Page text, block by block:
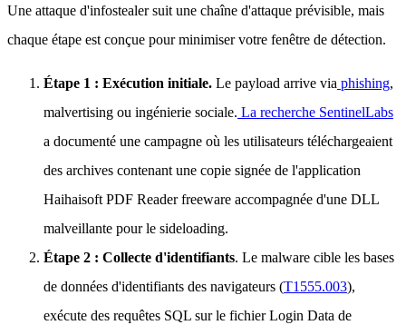
Une attaque d'infostealer suit une chaîne d'attaque prévisible, mais
chaque étape est conçue pour minimiser votre fenêtre de détection.
Étape 1 : Exécution initiale. Le payload arrive via phishing,
malvertising ou ingénierie sociale. La recherche SentinelLabs
a documenté une campagne où les utilisateurs téléchargeaient
des archives contenant une copie signée de l'application
Haihaisoft PDF Reader freeware accompagnée d'une DLL
malveillante pour le sideloading.
Étape 2 : Collecte d'identifiants. Le malware cible les bases
de données d'identifiants des navigateurs (T1555.003),
exécute des requêtes SQL sur le fichier Login Data de